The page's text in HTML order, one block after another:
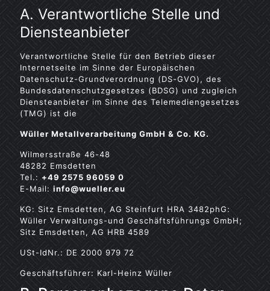
A. Verantwortliche Stelle und
Diensteanbieter
Verantwortliche Stelle für den Betrieb dieser
Internetseite im Sinne der Europäischen
Datenschutz-Grundverordnung (DS-GVO), des
Bundesdatenschutzgesetzes (BDSG) und zugleich
Diensteanbieter im Sinne des Telemediengesetzes
(TMG) ist die
Wüller Metallverarbeitung GmbH & Co. KG.
Wilmersstraße 46-48
48282 Emsdetten
Tel.: +49 2575 96059 0
E-Mail: info@wueller.eu
KG: Sitz Emsdetten, AG Steinfurt HRA 3482phG:
Wüller Verwaltungs-und Geschäftsführungs GmbH;
Sitz Emsdetten, AG HRB 4589
USt-IdNr.: DE 2000 979 72
Geschäftsführer: Karl-Heinz Wüller